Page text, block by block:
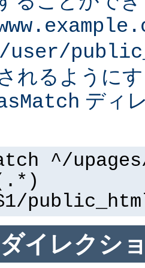
user/
れるように
ディ
^/
イレクシ